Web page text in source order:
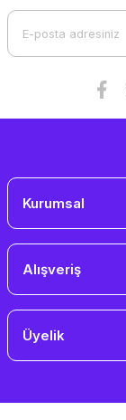
Kurumsal
Alışveriş
Üyelik